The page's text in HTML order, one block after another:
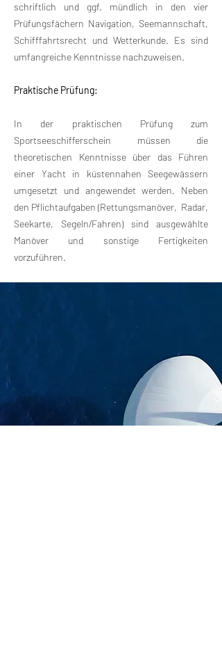
schriftlich und ggf. mündlich in den vier
Prüfungsfächern Navigation, Seemannschaft,
Schifffahrtsrecht und Wetterkunde. Es sind
umfangreiche Kenntnisse nachzuweisen.
Praktische Prüfung:
In der praktischen Prüfung zum
Sportseeschifferschein müssen die
theoretischen Kenntnisse über das Führen
einer Yacht in küstennahen Seegewässern
umgesetzt und angewendet werden. Neben
den Pflichtaufgaben (Rettungsmanöver, Radar,
Seekarte, Segeln/Fahren) sind ausgewählte
Manöver und sonstige Fertigkeiten
vorzuführen.